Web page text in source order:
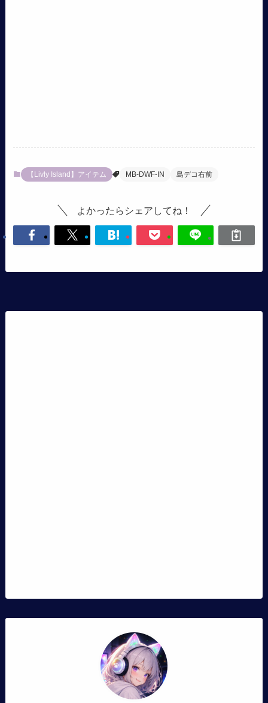
【Livly Island】アイテム MB-DWF-IN 島デコ右前
よかったらシェアしてね！